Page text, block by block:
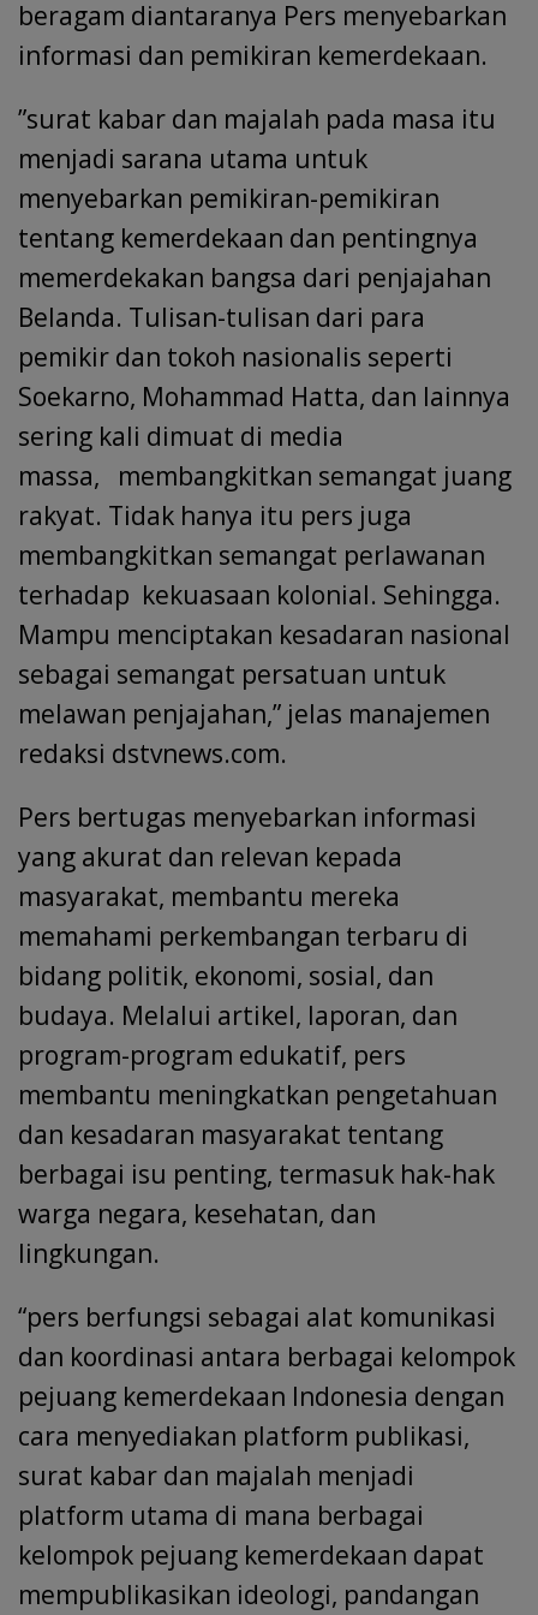
beragam diantaranya Pers menyebarkan
informasi dan pemikiran kemerdekaan.
”surat kabar dan majalah pada masa itu
menjadi sarana utama untuk
menyebarkan pemikiran-pemikiran
tentang kemerdekaan dan pentingnya
memerdekakan bangsa dari penjajahan
Belanda. Tulisan-tulisan dari para
pemikir dan tokoh nasionalis seperti
Soekarno, Mohammad Hatta, dan lainnya
sering kali dimuat di media
massa, membangkitkan semangat juang
rakyat. Tidak hanya itu pers juga
membangkitkan semangat perlawanan
terhadap kekuasaan kolonial. Sehingga.
Mampu menciptakan kesadaran nasional
sebagai semangat persatuan untuk
melawan penjajahan,” jelas manajemen
redaksi dstvnews.com.
Pers bertugas menyebarkan informasi
yang akurat dan relevan kepada
masyarakat, membantu mereka
memahami perkembangan terbaru di
bidang politik, ekonomi, sosial, dan
budaya. Melalui artikel, laporan, dan
program-program edukatif, pers
membantu meningkatkan pengetahuan
dan kesadaran masyarakat tentang
berbagai isu penting, termasuk hak-hak
warga negara, kesehatan, dan
lingkungan.
“pers berfungsi sebagai alat komunikasi
dan koordinasi antara berbagai kelompok
pejuang kemerdekaan Indonesia dengan
cara menyediakan platform publikasi,
surat kabar dan majalah menjadi
platform utama di mana berbagai
kelompok pejuang kemerdekaan dapat
mempublikasikan ideologi, pandangan